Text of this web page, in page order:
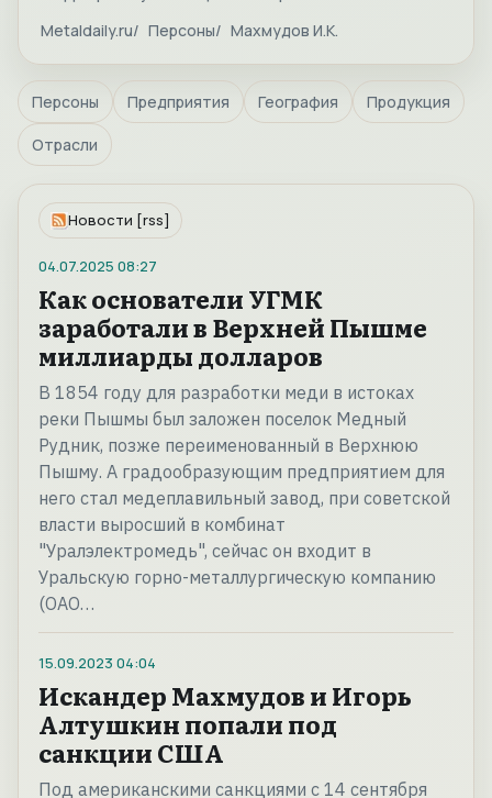
Metaldaily.ru Персоны Махмудов И.К.
Персоны Предприятия География Продукция
Отрасли
Новости [rss]
04.07.2025 08:27
Как основатели УГМК
заработали в Верхней Пышме
миллиарды долларов
В 1854 году для разработки меди в истоках
реки Пышмы был заложен поселок Медный
Рудник, позже переименованный в Верхнюю
Пышму. А градообразующим предприятием для
него стал медеплавильный завод, при советской
власти выросший в комбинат
"Уралэлектромедь", сейчас он входит в
Уральскую горно-металлургическую компанию
(ОАО…
15.09.2023 04:04
Искандер Махмудов и Игорь
Алтушкин попали под
санкции США
Под американскими санкциями с 14 сентября